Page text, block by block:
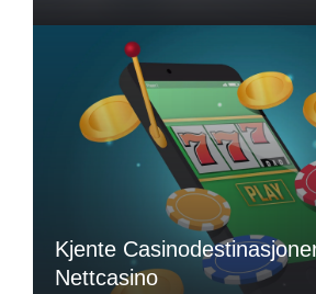
Kjente
Nettcasino